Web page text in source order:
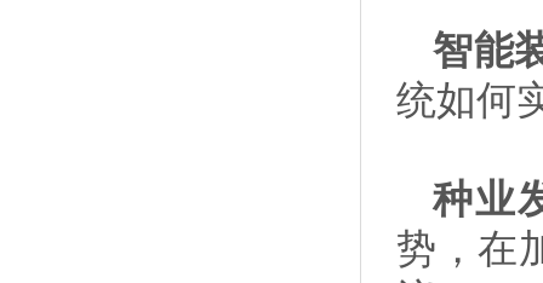
智能
统如何
种业
势，在